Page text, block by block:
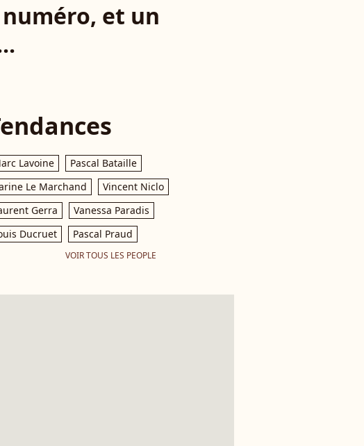
et un
Lavoine
Pascal Bataille
Le Marchand
Vincent Niclo
Gerra
Vanessa Paradis
Ducruet
Pascal Praud
VOIR TOUS LES PEOPLE